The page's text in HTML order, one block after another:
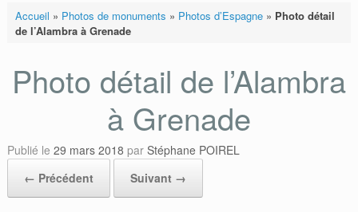
Accueil » Photos de monuments » Photos d’Espagne» Photo détail
de l’Alambra à Grenade
Photo détail de l’Alambra
à Grenade
Publié le 29 mars 2018 par Stéphane POIREL
← Précédent
Suivant →